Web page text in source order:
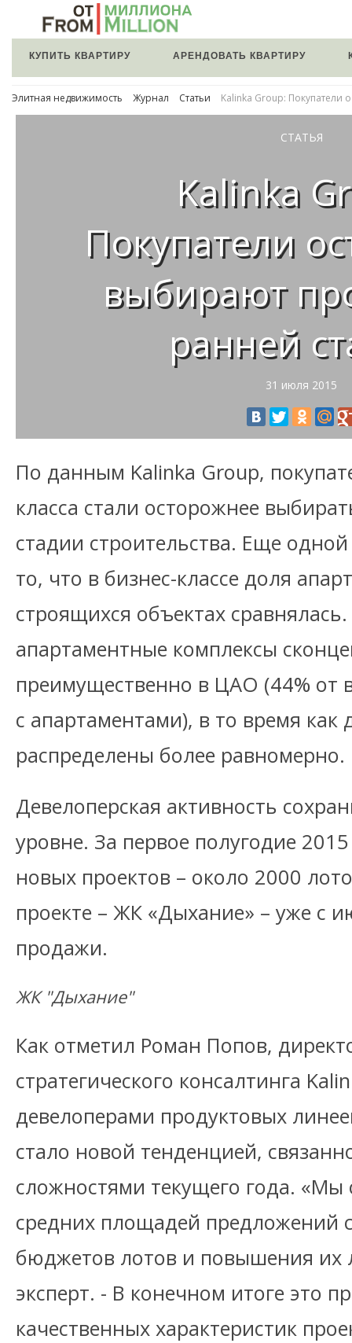
КУПИТЬ КВАРТИРУ АРЕНДОВАТЬ КВАРТИРУ
Элитная недвижимость Журнал Статьи Kalinka Group:
СТАТЬЯ
Kalinka
Покупатели
выбирают
ранней
31 июля 2015
По данным Kalinka Group,
класса стали осторожнее
стадии строительства. Еще
то, что в бизнес-классе доля
строящихся объектах
апартаментные комплексы
преимущественно в ЦАО (44% от
с апартаментами), в то время как
распределены более равномерно.
Девелоперская активность
уровне. За первое полугодие
новых проектов – около 2000
проекте – ЖК «Дыхание» – уже с
продажи.
ЖК "Дыхание"
Как отметил Роман Попов,
стратегического консалтинга
девелоперами продуктовых
стало новой тенденцией,
сложностями текущего года.
средних площадей предложений
бюджетов лотов и повышения их
эксперт. - В конечном итоге это
качественных характеристик